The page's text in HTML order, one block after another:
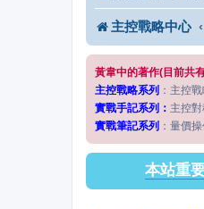
主控戰略中心
黃韋中的著作(目前共
主控戰略系列 ：主控
實戰手記系列： 主控
實戰筆記系列 ：量價
本站重